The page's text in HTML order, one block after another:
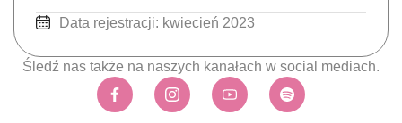
Data rejestracji: kwiecień 2023
Śledź nas także na naszych kanałach w social mediach.